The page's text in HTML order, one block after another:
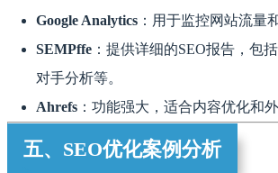
Google Analytics ：用于监控网站流量
SEMPffe ：提供详细的SEO报告，包
对手分析等。
Ahrefs ：功能强大，适合内容优化和
五、SEO优化案例分析